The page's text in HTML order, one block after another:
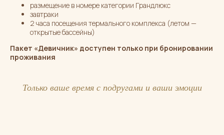
размещение в номере категории Грандлюкс
завтраки
2 часа посещения термального комплекса (летом —
открытые бассейны)
Пакет «Девичник» доступен только при бронировании
проживания
Только ваше время с подругами и ваши эмоции